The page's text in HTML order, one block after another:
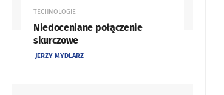
TECHNOLOGIE
Niedoceniane połączenie
skurczowe
JERZY MYDLARZ